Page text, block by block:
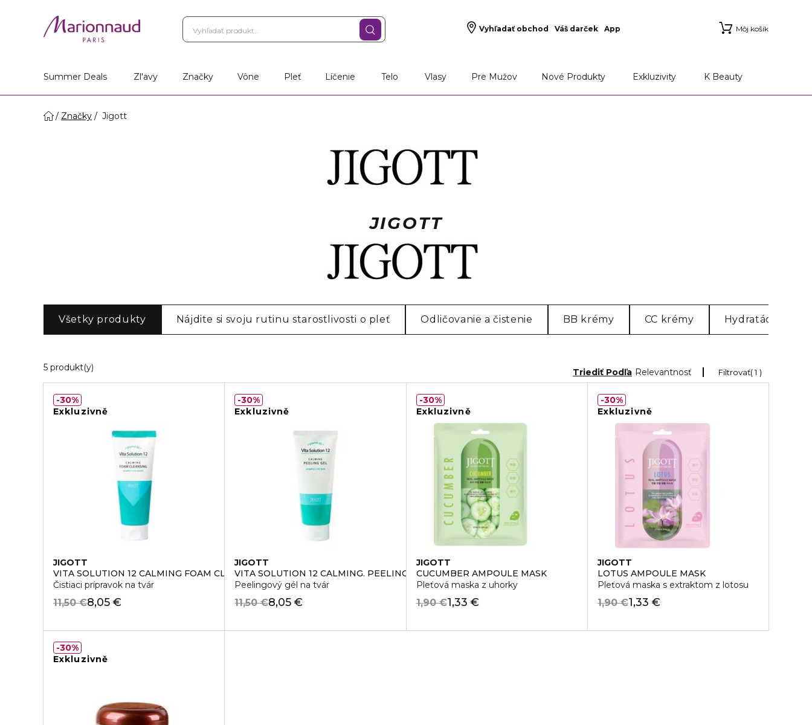
Vyhľadať obchod Váš darček App Môj košík
Summer Deals Zl'avy Značky Vône Pleť Líčenie Telo Vlasy Pre Mužov Nové Produkty Exkluzivity K Beauty
Značky Jigott
JIGOTT
Všetky produkty Nájdite si svoju rutinu starostlivosti o pleť Odličovanie a čistenie BB krémy CC krémy Hydratácia,
5 produkt(y) Filtrovať 1
Triediť Podľa Relevantnosť
Exkluzivně
JIGOTT
VITA SOLUTION 12 CALMING FOAM CLEANSING
Čistiaci prípravok na tvár
8,05 €
11,50 €
30%
Exkluzivně
JIGOTT
VITA SOLUTION 12 CALMING. PEELING GEL
Peelingový gél na tvár
8,05 €
11,50 €
30%
Exkluzivně
JIGOTT
CUCUMBER AMPOULE MASK
Pleťová maska z uhorky
1,33 €
1,90 €
30%
Exkluzivně
JIGOTT
LOTUS AMPOULE MASK
Pleťová maska s extraktom z lotosu
1,33 €
1,90 €
30%
Exkluzivně
30%